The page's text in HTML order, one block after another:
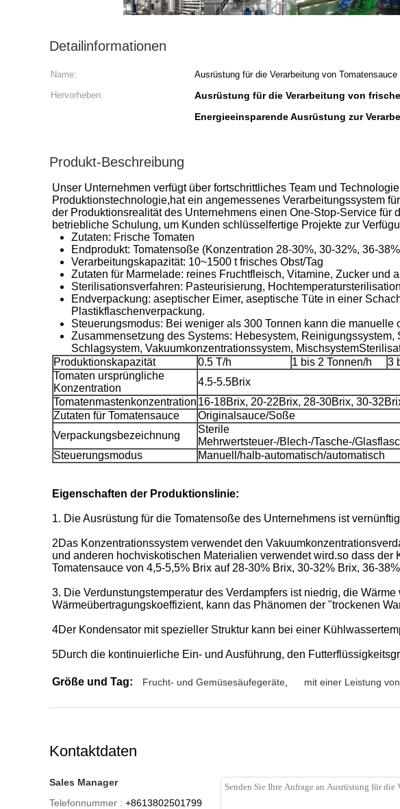
Detailinformationen
Name:
Ausrüstung für die Verarbeitung von Tomatensauce
Hervorheben:
Ausrüstung für die Verarbeitung von
Energieeinsparende Ausrüstung zur
Produkt-Beschreibung
Unser Unternehmen verfügt über fortschrittliches Team und
Produktionstechnologie,hat ein angemessenes Verarbeitungssystem
der Produktionsrealität des Unternehmens einen One-Stop-Service
betriebliche Schulung, um Kunden schlüsselfertige Projekte zur
Zutaten: Frische Tomaten
Endprodukt: Tomatensoße (Konzentration 28-30%, 30-32%, 36-
Verarbeitungskapazität: 10~1500 t frisches Obst/Tag
Zutaten für Marmelade: reines Fruchtfleisch, Vitamine, Zucker und
Sterilisationsverfahren: Pasteurisierung,
Endverpackung: aseptischer Eimer, aseptische Tüte in einer
Plastikflaschenverpackung.
Steuerungsmodus: Bei weniger als 300 Tonnen kann die
Zusammensetzung des Systems: Hebesystem,
Schlagsystem, Vakuumkonzentrationssystem,
Produktionskapazität
0.5 T/h 1 bis 2 Tonnen/h 3
Tomaten ursprüngliche
Konzentration
4.5-5.5Brix
Tomatenmastenkonzentration 16-18Brix, 20-22Brix, 28-30Brix, 30-
Zutaten für Tomatensauce
Originalsauce/Soße
Verpackungsbezeichnung
Sterile
Mehrwertsteuer-/Blech-/Tasche-/
Steuerungsmodus
Manuell/halb-automatisch/automatisch
Eigenschaften der Produktionslinie:
1. Die Ausrüstung für die Tomatensoße des Unternehmens ist
2Das Konzentrationssystem verwendet den
und anderen hochviskotischen Materialien verwendet wird.so dass
Tomatensauce von 4,5-5,5% Brix auf 28-30% Brix, 30-32% Brix, 36-
3. Die Verdunstungstemperatur des Verdampfers ist niedrig, die
Wärmeübertragungskoeffizient, kann das Phänomen der "trockenen
4Der Kondensator mit spezieller Struktur kann bei einer
5Durch die kontinuierliche Ein- und Ausführung, den
Größe und Tag: Frucht- und Gemüsesäufegeräte mit einer Leistung
Kontaktdaten
Sales Manager
Telefonnummer : +8613802501799